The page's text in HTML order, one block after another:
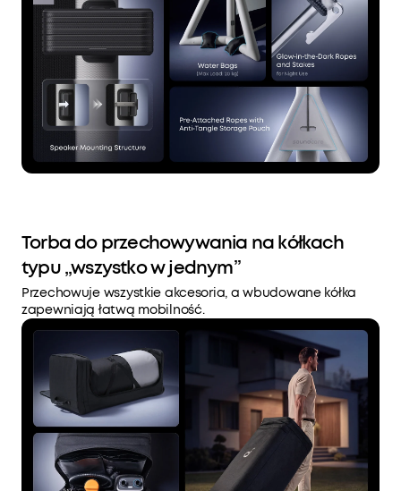
Torba do przechowywania na kółkach
typu „wszystko w jednym”
Przechowuje wszystkie akcesoria, a wbudowane kółka
zapewniają łatwą mobilność.